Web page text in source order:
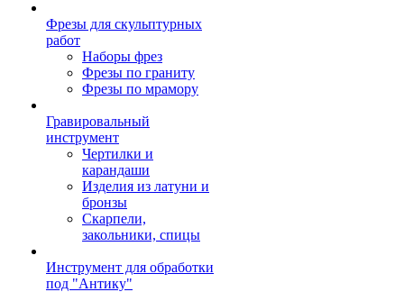
Фрезы для скульптурных
работ
Наборы фрез
Фрезы по граниту
Фрезы по мрамору
Гравировальный
инструмент
Чертилки и
карандаши
Изделия из латуни и
бронзы
Скарпели,
закольники, спицы
Инструмент для обработки
под "Антику"